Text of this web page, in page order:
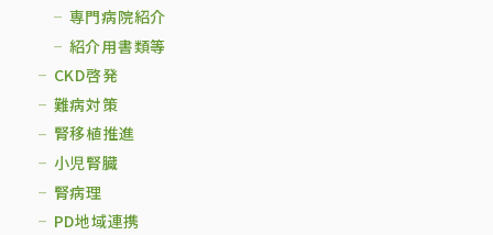
専門病院紹介
紹介用書類等
CKD啓発
難病対策
腎移植推進
小児腎臓
腎病理
PD地域連携